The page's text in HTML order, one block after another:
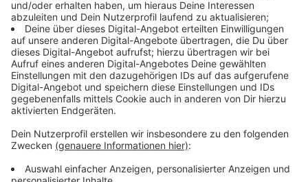
benötigen.
Anzeige
Wupperverband lässt Wasser aus Talsperren
Anzeige
die Talsperren weiter genug Wasser auffangen